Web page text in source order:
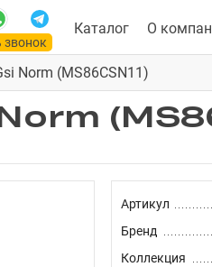
звонок
Каталог О
Norm (MS86CSN11)
Артикул
Бренд
Коллекция